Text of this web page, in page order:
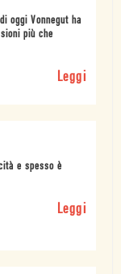
oggi Vonnegut ha
più che
Leggi
e spesso è
Leggi